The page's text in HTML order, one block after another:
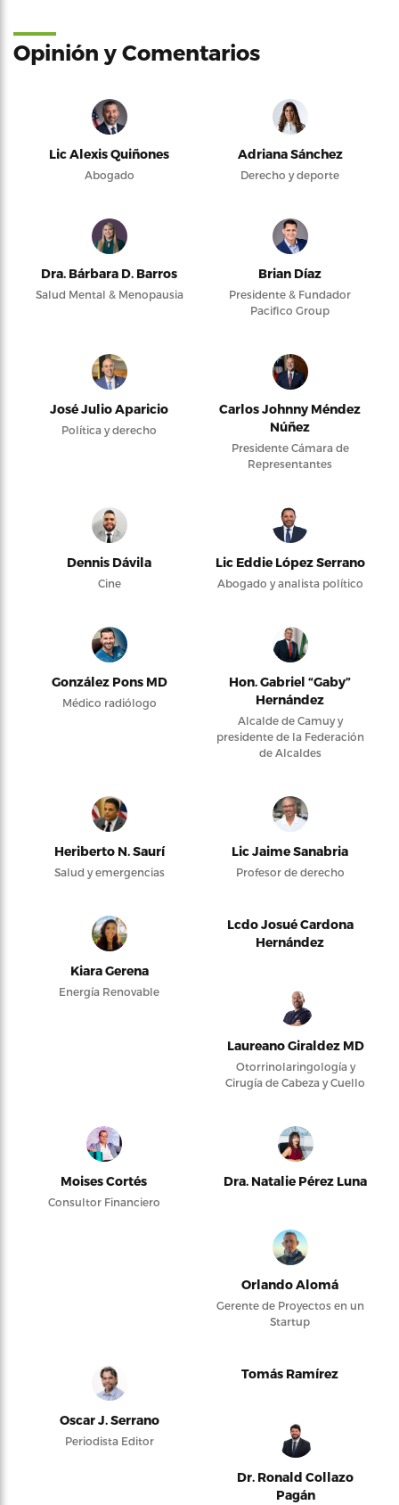
Opinión y Comentarios
Lic Alexis Quiñones
Abogado
Adriana Sánchez
Derecho y deporte
Dra. Bárbara D. Barros
Salud Mental & Menopausia
Brian Díaz
Presidente & Fundador
Pacifico Group
José Julio Aparicio
Política y derecho
Carlos Johnny Méndez
Núñez
Presidente Cámara de
Representantes
Dennis Dávila
Cine
Lic Eddie López Serrano
Abogado y analista político
González Pons MD
Médico radiólogo
Hon. Gabriel “Gaby”
Hernández
Alcalde de Camuy y
presidente de la Federación
de Alcaldes
Heriberto N. Saurí
Salud y emergencias
Lic Jaime Sanabria
Profesor de derecho
Kiara Gerena
Energía Renovable
Lcdo Josué Cardona
Hernández
Laureano Giraldez MD
Otorrinolaringología y
Cirugía de Cabeza y Cuello
Moises Cortés
Consultor Financiero
Dra. Natalie Pérez Luna
Orlando Alomá
Gerente de Proyectos en un
Startup
Oscar J. Serrano
Periodista Editor
Tomás Ramírez
Dr. Ronald Collazo
Pagán